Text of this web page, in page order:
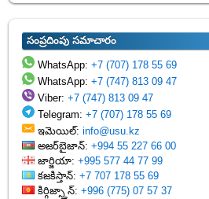
సంప్రదింపు సమాచారం
WhatsApp:+7 (707) 178 55 69
WhatsApp:+7 (747) 813 09 47
Viber:+7 (747) 813 09 47
Telegram:+7 (707) 178 55 69
ఇమెయిల్:info@usu.kz
అజర్‌బైజాన్:+994 55 227 66 00
జార్జియా:+995 577 44 77 99
కజకిస్తాన్:+7 707 178 55 69
కిర్గిజ్స్తాన్:+996 (775) 07 57 37